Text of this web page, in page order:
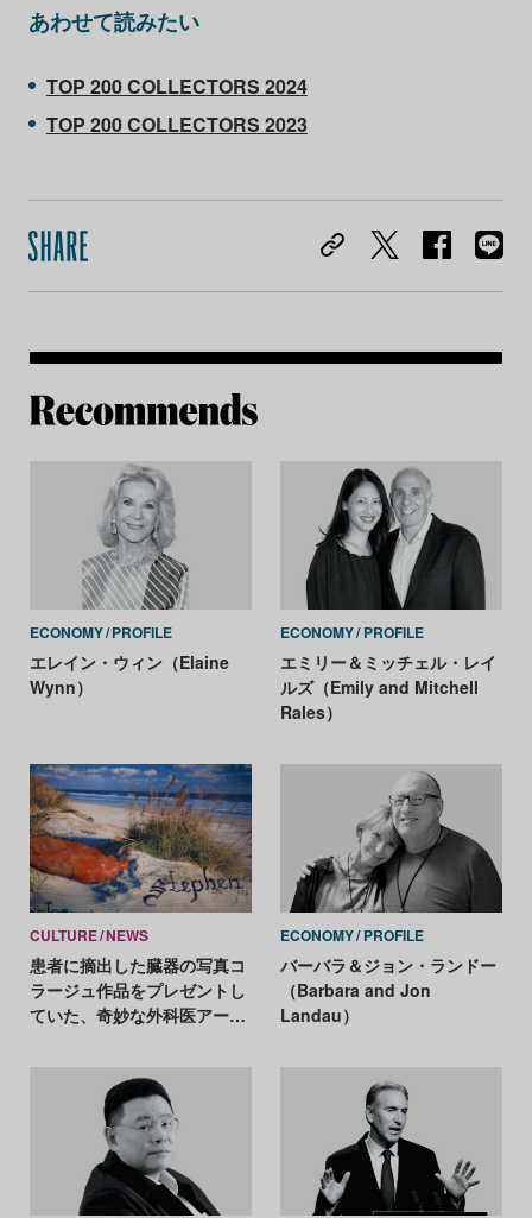
あわせて読みたい
TOP 200 COLLECTORS 2024
TOP 200 COLLECTORS 2023
ECONOMY PROFILE
エレイン・ウィン（Elaine
Wynn）
ECONOMY PROFILE
エミリー＆ミッチェル・レイ
ルズ（Emily and Mitchell
Rales）
CULTURE NEWS
患者に摘出した臓器の写真コ
ラージュ作品をプレゼントし
ていた、奇妙な外科医アーテ
ECONOMY PROFILE
バーバラ＆ジョン・ランドー
（Barbara and Jon
Landau）